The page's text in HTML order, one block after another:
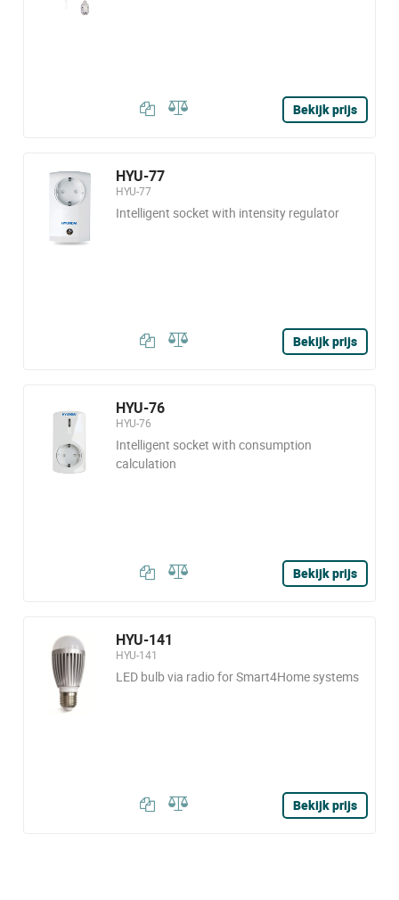
Bekijk prijs
HYU-77
HYU-77
Intelligent socket with intensity regulator
Bekijk prijs
HYU-76
HYU-76
Intelligent socket with consumption
calculation
Bekijk prijs
HYU-141
HYU-141
LED bulb via radio for Smart4Home systems
Bekijk prijs